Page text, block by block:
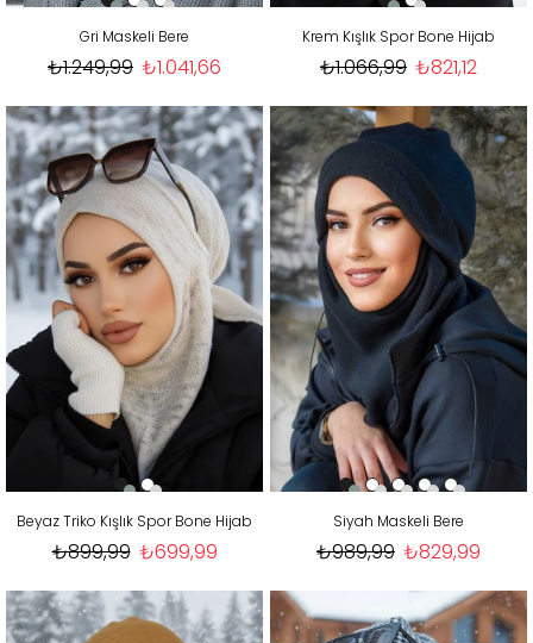
Gri Maskeli Bere
₺1.041,66
₺1.249,99
Krem Kışlık Spor Bone Hijab
₺821,12
₺1.066,99
Beyaz Triko Kışlık Spor Bone Hijab
₺699,99
₺899,99
Siyah Maskeli Bere
₺829,99
₺989,99